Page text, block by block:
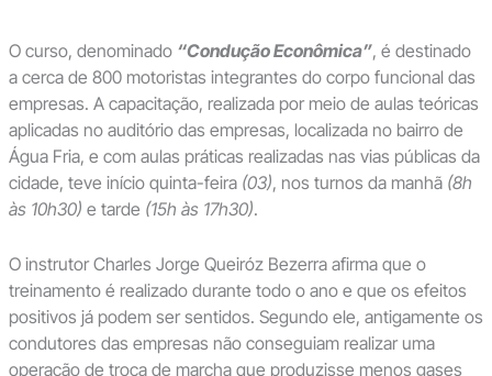
O curso, denominado “Condução Econômica”, é destinado
a cerca de 800 motoristas integrantes do corpo funcional das
empresas. A capacitação, realizada por meio de aulas teóricas
aplicadas no auditório das empresas, localizada no bairro de
Água Fria, e com aulas práticas realizadas nas vias públicas da
cidade, teve início quinta-feira (03), nos turnos da manhã (8h
às 10h30) e tarde (15h às 17h30).
O instrutor Charles Jorge Queiróz Bezerra afirma que o
treinamento é realizado durante todo o ano e que os efeitos
positivos já podem ser sentidos. Segundo ele, antigamente os
condutores das empresas não conseguiam realizar uma
operação de troca de marcha que produzisse menos gases